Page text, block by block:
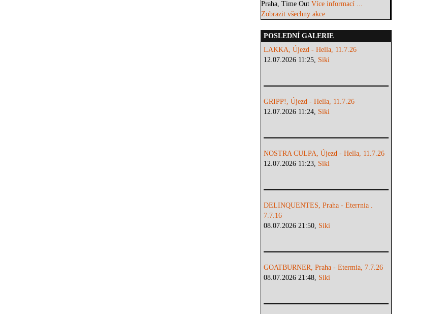
Praha, Time OutVíce informací ...
Zobrazit všechny akce
POSLEDNÍ GALERIE
LAKKA, Újezd - Hella, 11.7.26
12.07.2026 11:25, Siki
GRIPP!, Újezd - Hella, 11.7.26
12.07.2026 11:24, Siki
NOSTRA CULPA, Újezd - Hella, 11.7.26
12.07.2026 11:23, Siki
DELINQUENTES, Praha - Eterrnia .
7.7.16
08.07.2026 21:50, Siki
GOATBURNER, Praha - Etermia, 7.7.26
08.07.2026 21:48, Siki